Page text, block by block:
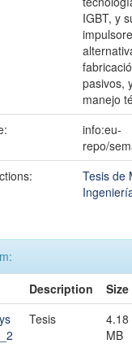
IGBT, y
pasivos,
manejo
info:eu-
repo/
Tesis de
Description Size
Tesis
4.18
MB